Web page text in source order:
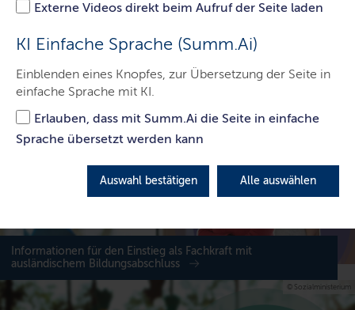
Externe Videos direkt beim Aufruf der Seite laden
KI Einfache Sprache (Summ.Ai)
Einblenden eines Knopfes, zur Übersetzung der Seite in
einfache Sprache mit KI.
Erlauben, dass mit Summ.Ai die Seite in einfache
Sprache übersetzt werden kann
Auswahl bestätigen Alle auswählen
Informationen für den Einstieg als Fachkraft mit
ausländischem Bildungsabschluss
© Sozialministerium